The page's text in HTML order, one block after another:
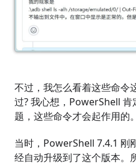
不过，我怎么看着这些命令
过? 我心想，PowerShell
题，这些命令才会起作用的。
当时，PowerShell 7.4.1 刚
经自动升级到了这个版本。